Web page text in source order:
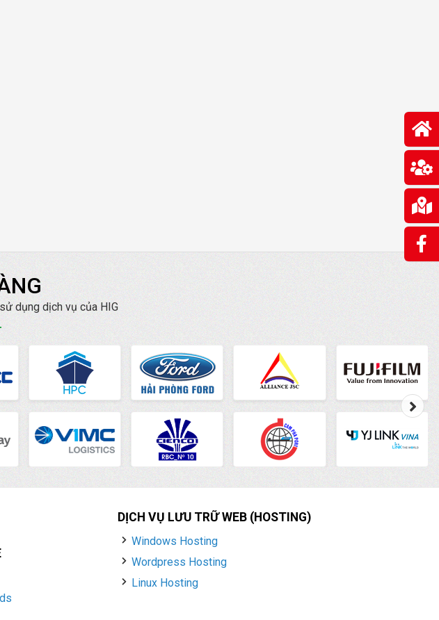
dụng dịch vụ của HIG
DỊCH VỤ LƯU TRỮ WEB (HOSTING)
Windows Hosting
Wordpress Hosting
Linux Hosting